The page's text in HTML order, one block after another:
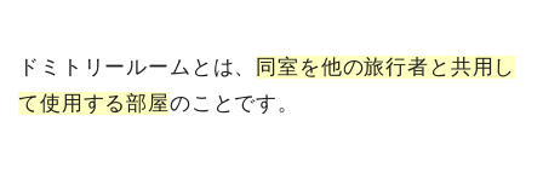
ドミトリールームとは、
同室を他の旅行者と共用し
て使用する部屋のことです。